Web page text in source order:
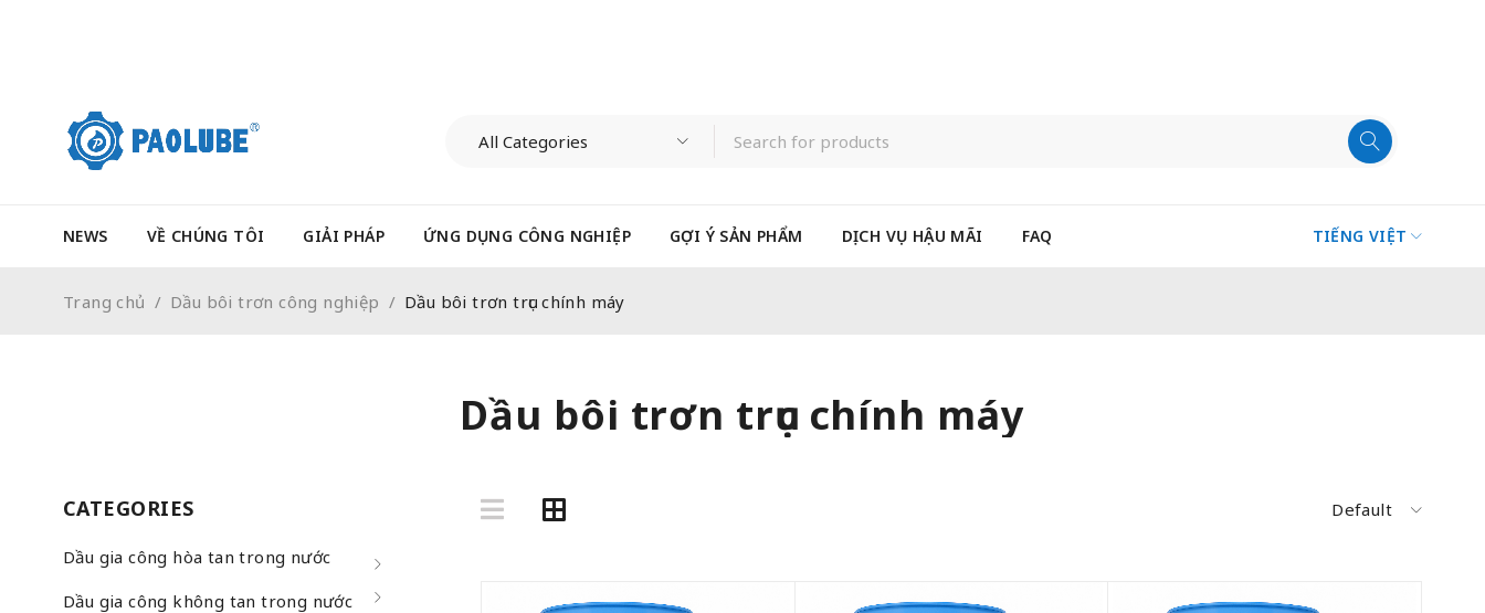
NEWS VỀ CHÚNG TÔI GIẢI PHÁP ỨNG DỤNG CÔNG NGHIỆP GỢI Ý SẢN PHẨM DỊCH VỤ HẬU MÃI FAQ TIẾNG VIỆT
Dầu bôi trơn trục chính máy
Trang chủ / Dầu bôi trơn công nghiệp / Dầu bôi trơn trục chính máy
CATEGORIES
Dầu gia công hòa tan trong nước
Dầu gia công không tan trong nước
Default